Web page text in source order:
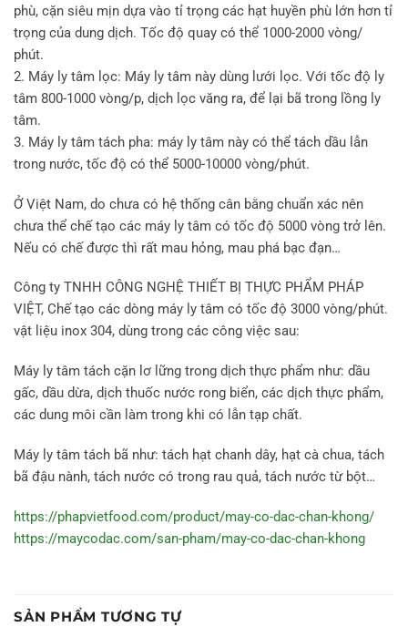
phù, cặn siêu mịn dựa vào tỉ trọng các hạt huyền phù lớn hơn tỉ
trọng của dung dịch. Tốc độ quay có thể 1000-2000 vòng/
phút.
2. Máy ly tâm lọc: Máy ly tâm này dùng lưới lọc. Với tốc độ ly
tâm 800-1000 vòng/p, dịch lọc văng ra, để lại bã trong lồng ly
tâm.
3. Máy ly tâm tách pha: máy ly tâm này có thể tách dầu lẫn
trong nước, tốc độ có thể 5000-10000 vòng/phút.
Ở Việt Nam, do chưa có hệ thống cân bằng chuẩn xác nên
chưa thể chế tạo các máy ly tâm có tốc độ 5000 vòng trở lên.
Nếu có chế được thì rất mau hỏng, mau phá bạc đạn…
Công ty TNHH CÔNG NGHỆ THIẾT BỊ THỰC PHẨM PHÁP
VIỆT, Chế tạo các dòng máy ly tâm có tốc độ 3000 vòng/phút.
vật liệu inox 304, dùng trong các công việc sau:
Máy ly tâm tách cặn lơ lững trong dịch thực phẩm như: dầu
gấc, dầu dừa, dịch thuốc nước rong biển, các dịch thực phẩm,
các dung môi cần làm trong khi có lẫn tạp chất.
Máy ly tâm tách bã như: tách hạt chanh dây, hạt cà chua, tách
bã đậu nành, tách nước có trong rau quả, tách nước từ bột…
https://phapvietfood.com/product/may-co-dac-chan-khong/
https://maycodac.com/san-pham/may-co-dac-chan-khong
SẢN PHẨM TƯƠNG TỰ